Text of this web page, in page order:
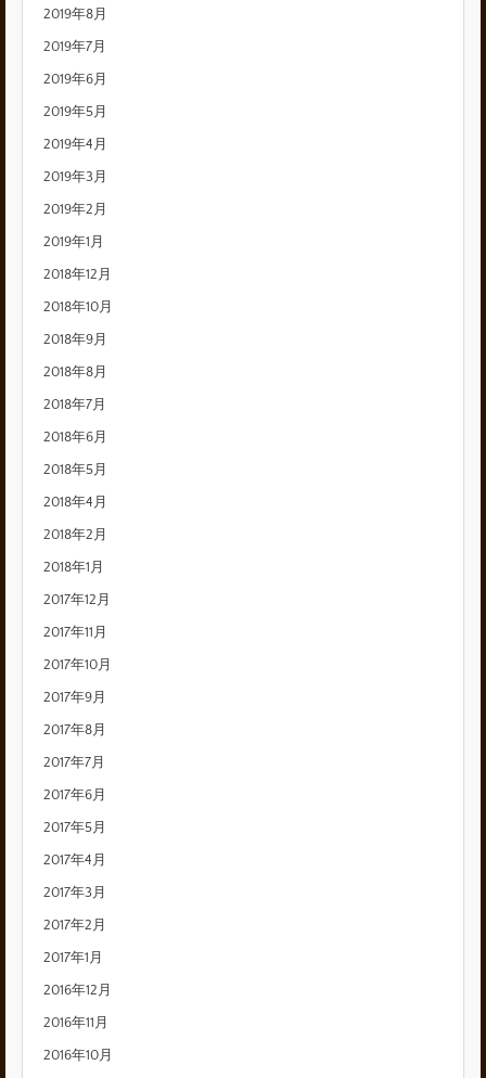
2019年8月
2019年7月
2019年6月
2019年5月
2019年4月
2019年3月
2019年2月
2019年1月
2018年12月
2018年10月
2018年9月
2018年8月
2018年7月
2018年6月
2018年5月
2018年4月
2018年2月
2018年1月
2017年12月
2017年11月
2017年10月
2017年9月
2017年8月
2017年7月
2017年6月
2017年5月
2017年4月
2017年3月
2017年2月
2017年1月
2016年12月
2016年11月
2016年10月